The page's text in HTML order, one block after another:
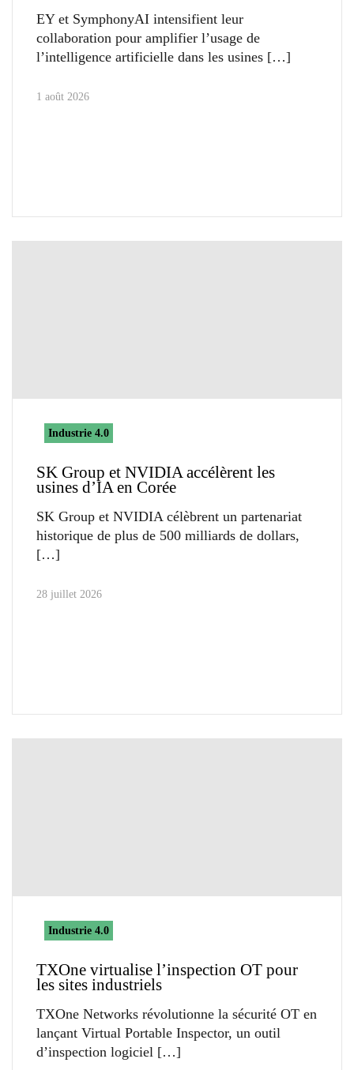
EY et SymphonyAI intensifient leur
collaboration pour amplifier l’usage de
l’intelligence artificielle dans les usines
1 août 2026
Industrie 4.0
SK Group et NVIDIA accélèrent les
usines d’IA en Corée
SK Group et NVIDIA célèbrent un partenariat
historique de plus de 500 milliards de dollars,
28 juillet 2026
Industrie 4.0
TXOne virtualise l’inspection OT pour
les sites industriels
TXOne Networks révolutionne la sécurité OT en
lançant Virtual Portable Inspector, un outil
d’inspection logiciel